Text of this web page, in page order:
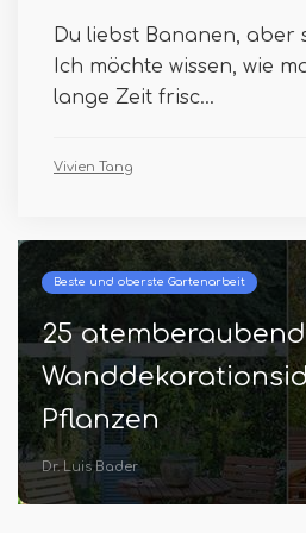
Du liebst Bananen, aber
Ich möchte wissen, wie
lange Zeit frisc...
Vivien Tang
Beste und oberste Gartenarbeit
25
Pflanzen
Dr. Luis Bader